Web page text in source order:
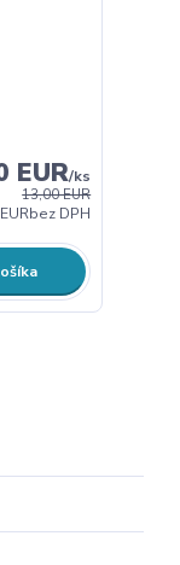
13,00 EUR
EUR/ks
bez DPH